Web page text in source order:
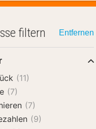
filtern Entfernen
(11)
(7)
(7)
(9)